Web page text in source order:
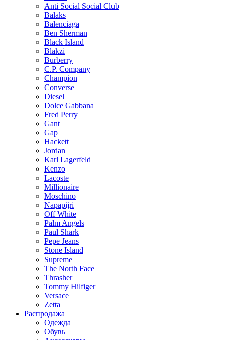
Anti Social Social Club
Balaks
Balenciaga
Ben Sherman
Black Island
Blakzi
Burberry
C.P. Company
Champion
Converse
Diesel
Dolce Gabbana
Fred Perry
Gant
Gap
Hackett
Jordan
Karl Lagerfeld
Kenzo
Lacoste
Millionaire
Moschino
Napapijri
Off White
Palm Angels
Paul Shark
Pepe Jeans
Stone Island
Supreme
The North Face
Thrasher
Tommy Hilfiger
Versace
Zetta
Распродажа
Одежда
Обувь